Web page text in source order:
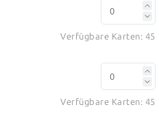
Verfügbare Karten: 45
Verfügbare Karten: 45